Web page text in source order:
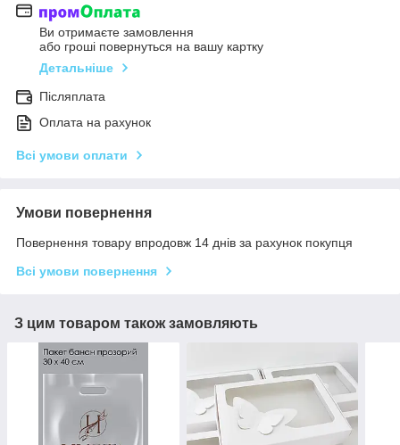
Ви отримаєте замовлення
або гроші повернуться на вашу картку
Детальніше
Післяплата
Оплата на рахунок
Всі умови оплати
Умови повернення
Повернення товару впродовж 14 днів за рахунок покупця
Всі умови повернення
З цим товаром також замовляють